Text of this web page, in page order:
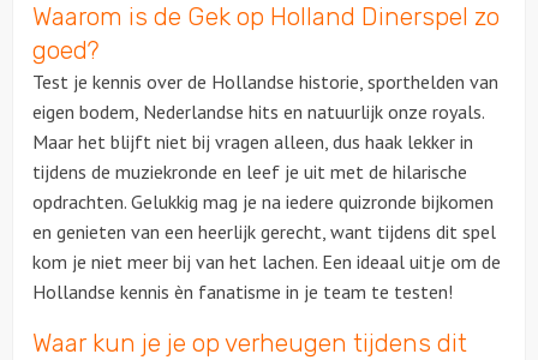
Waarom is de Gek op Holland Dinerspel zo
goed?
Test je kennis over de Hollandse historie, sporthelden van
eigen bodem, Nederlandse hits en natuurlijk onze royals.
Maar het blijft niet bij vragen alleen, dus haak lekker in
tijdens de muziekronde en leef je uit met de hilarische
opdrachten. Gelukkig mag je na iedere quizronde bijkomen
en genieten van een heerlijk gerecht, want tijdens dit spel
kom je niet meer bij van het lachen. Een ideaal uitje om de
Hollandse kennis èn fanatisme in je team te testen!
Waar kun je je op verheugen tijdens dit